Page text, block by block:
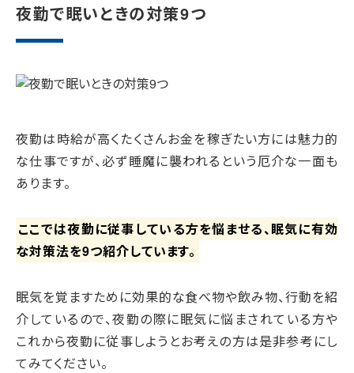
夜勤で眠いときの対策9つ
夜勤は時給が高くたくさんお金を稼ぎたい方には魅力的
な仕事ですが、必ず睡魔に襲われるという厄介な一面も
あります。
ここでは夜勤に従事している方を悩ませる、眠気に有効
な対策法を9つ紹介しています。
眠気を覚ますために効果的な食べ物や飲み物、行動を紹
介しているので、夜勤の際に眠気に悩まされている方や
これから夜勤に従事しようとお考えの方は是非参考にし
てみてください。